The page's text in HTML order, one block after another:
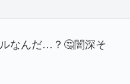
なんだ…？🤔闇深そ